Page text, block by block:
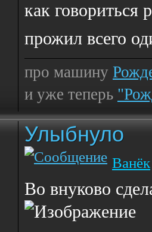
как говориться
прожил всего
про машину
и уже теперь
Улыбнуло
Ванёк
Во внуково